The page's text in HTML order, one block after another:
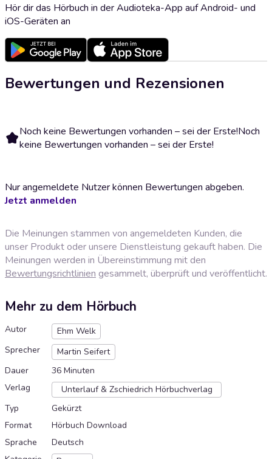
Hör dir das Hörbuch in der Audioteka-App auf Android- und
iOS-Geräten an
Bewertungen und Rezensionen
Noch keine Bewertungen vorhanden – sei der Erste!Noch
keine Bewertungen vorhanden – sei der Erste!
Nur angemeldete Nutzer können Bewertungen abgeben.
Jetzt anmelden
Die Meinungen stammen von angemeldeten Kunden, die
unser Produkt oder unsere Dienstleistung gekauft haben. Die
Meinungen werden in Übereinstimmung mit den
Bewertungsrichtlinien gesammelt, überprüft und veröffentlicht.
Mehr zu dem Hörbuch
Autor
Ehm Welk
Sprecher
Martin Seifert
Dauer
36 Minuten
Verlag
Unterlauf & Zschiedrich Hörbuchverlag
Typ
Gekürzt
Format
Hörbuch Download
Sprache
Deutsch